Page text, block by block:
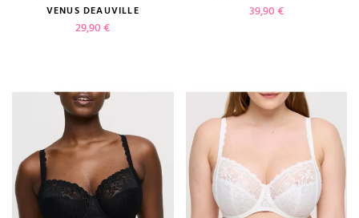
VENUS DEAUVILLE
Prix
29,90 €
Prix
39,90 €